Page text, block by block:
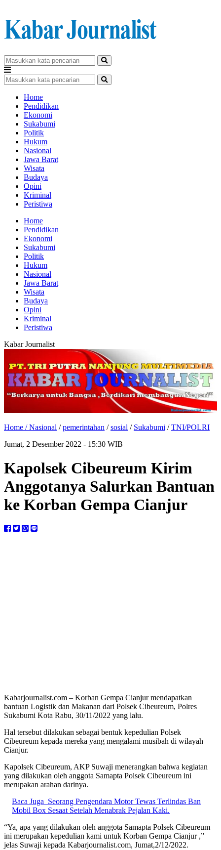
Home
Pendidikan
Ekonomi
Sukabumi
Politik
Hukum
Nasional
Jawa Barat
Wisata
Budaya
Opini
Kriminal
Peristiwa
Home
Pendidikan
Ekonomi
Sukabumi
Politik
Hukum
Nasional
Jawa Barat
Wisata
Budaya
Opini
Kriminal
Peristiwa
Kabar Journalist
Home /Nasional /pemerintahan /sosial / Sukabumi /TNI/POLRI
Jumat, 2 Desember 2022 - 15:30 WIB
Kapolsek Cibeureum Kirim
Anggotanya Salurkan Bantuan
ke Korban Gempa Cianjur
Kabarjournalist.com – Korban Gempa Cianjur mendapatkan
bantuan Logistik dan Makanan dari Polsek Cibeureum, Polres
Sukabumi Kota Rabu, 30/11/2022 yang lalu.
Hal tersebut dilakukan sebagai bentuk kepedulian Polsek
Cibeureum kepada mereka yang mengalami musibah di wilayah
Cianjur.
Kapolsek Cibeureum, AKP Suwaji menerangkan bahwa kegiatan
yang dilakukan oleh anggota Samapta Polsek Cibeureum ini
merupakan arahan darinya.
Baca Juga Seorang Pengendara Motor Tewas Terlindas Ban
Mobil Box Sesaat Setelah Menabrak Pejalan Kaki.
“Ya, apa yang dilakukan oleh anggota Samapta Polsek Cibeureum
ini merupakan kepedulian kami untuk Korban Gempa Cianjur ,”
jelas Suwaji kepada Kabarjournalist.com, Jumat,2/12/2022.